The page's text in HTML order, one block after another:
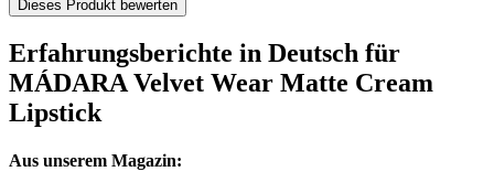
Dieses Produkt bewerten
Erfahrungsberichte in Deutsch für
MÁDARA Velvet Wear Matte Cream
Lipstick
Aus unserem Magazin: